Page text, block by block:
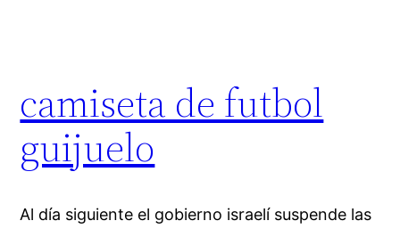
camiseta de futbol
guijuelo
Al día siguiente el gobierno israelí suspende las